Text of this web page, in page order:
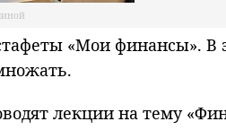
«Мои финансы». В
лекции на тему